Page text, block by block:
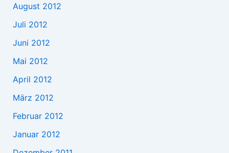
August 2012
Juli 2012
Juni 2012
Mai 2012
April 2012
März 2012
Februar 2012
Januar 2012